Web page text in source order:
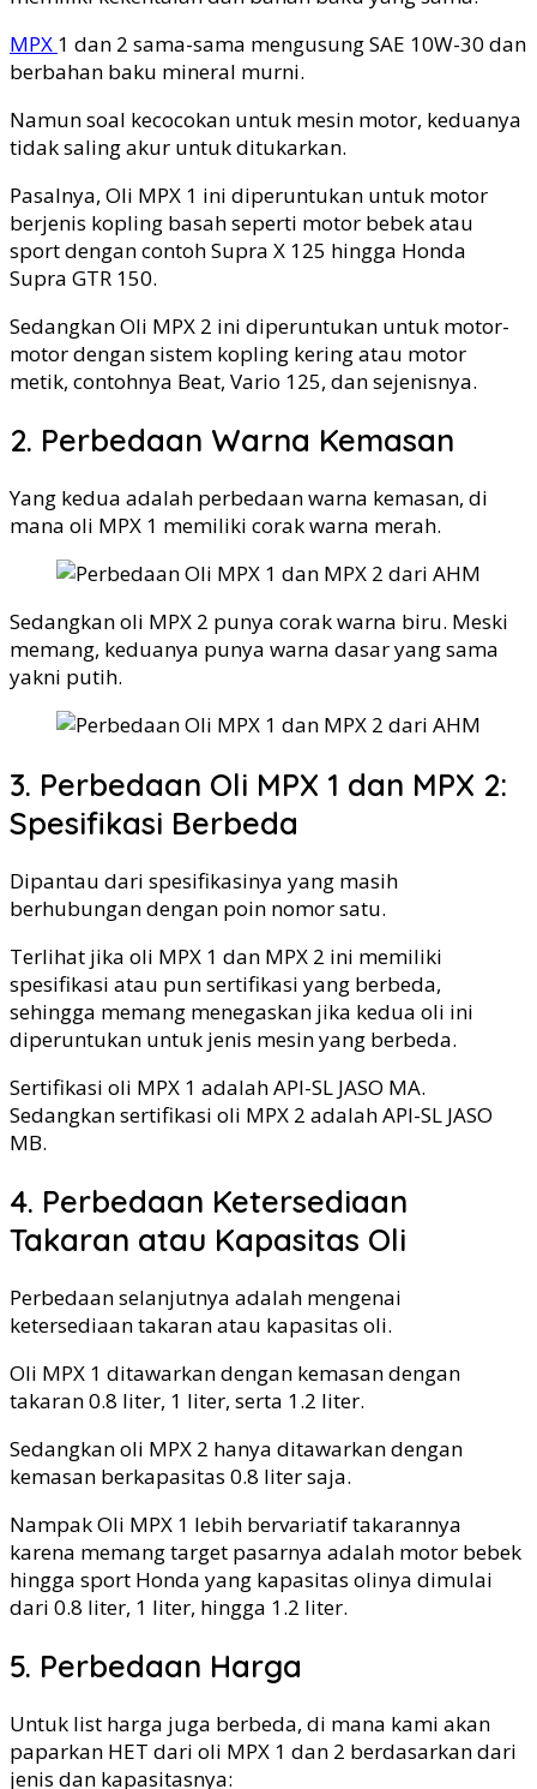
MPX 1 dan 2 sama-sama mengusung SAE 10W-30 dan
berbahan baku mineral murni.
Namun soal kecocokan untuk mesin motor, keduanya
tidak saling akur untuk ditukarkan.
Pasalnya, Oli MPX 1 ini diperuntukan untuk motor
berjenis kopling basah seperti motor bebek atau
sport dengan contoh Supra X 125 hingga Honda
Supra GTR 150.
Sedangkan Oli MPX 2 ini diperuntukan untuk motor-
motor dengan sistem kopling kering atau motor
metik, contohnya Beat, Vario 125, dan sejenisnya.
2. Perbedaan Warna Kemasan
Yang kedua adalah perbedaan warna kemasan, di
mana oli MPX 1 memiliki corak warna merah.
Sedangkan oli MPX 2 punya corak warna biru. Meski
memang, keduanya punya warna dasar yang sama
yakni putih.
3. Perbedaan Oli MPX 1 dan MPX 2:
Spesifikasi Berbeda
Dipantau dari spesifikasinya yang masih
berhubungan dengan poin nomor satu.
Terlihat jika oli MPX 1 dan MPX 2 ini memiliki
spesifikasi atau pun sertifikasi yang berbeda,
sehingga memang menegaskan jika kedua oli ini
diperuntukan untuk jenis mesin yang berbeda.
Sertifikasi oli MPX 1 adalah API-SL JASO MA.
Sedangkan sertifikasi oli MPX 2 adalah API-SL JASO
MB.
4. Perbedaan Ketersediaan
Takaran atau Kapasitas Oli
Perbedaan selanjutnya adalah mengenai
ketersediaan takaran atau kapasitas oli.
Oli MPX 1 ditawarkan dengan kemasan dengan
takaran 0.8 liter, 1 liter, serta 1.2 liter.
Sedangkan oli MPX 2 hanya ditawarkan dengan
kemasan berkapasitas 0.8 liter saja.
Nampak Oli MPX 1 lebih bervariatif takarannya
karena memang target pasarnya adalah motor bebek
hingga sport Honda yang kapasitas olinya dimulai
dari 0.8 liter, 1 liter, hingga 1.2 liter.
5. Perbedaan Harga
Untuk list harga juga berbeda, di mana kami akan
paparkan HET dari oli MPX 1 dan 2 berdasarkan dari
jenis dan kapasitasnya: